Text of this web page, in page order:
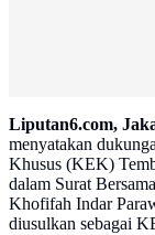
Liputan6.com,
menyatakan
Khusus (KEK)
dalam Surat
Khofifah Indar
diusulkan sebagai